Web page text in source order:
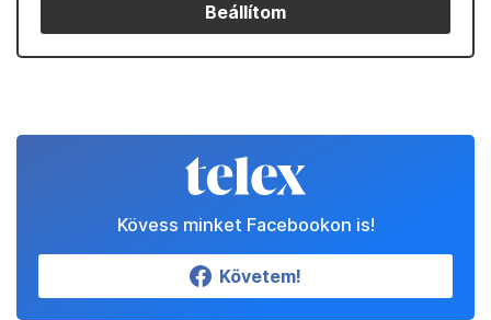
Beállítom
Kövess minket Facebookon is!
Követem!